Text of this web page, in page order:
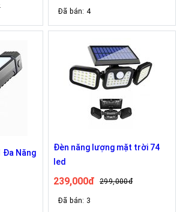
Đã bán: 4
Đa Năng
Đèn năng lượng mặt trời 74
led
239,000đ 299,000đ
Đã bán: 3